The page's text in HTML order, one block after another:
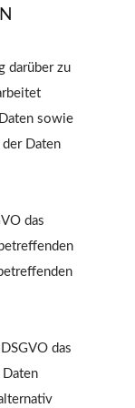
darüber zu
sowie
Daten
das
das
Daten